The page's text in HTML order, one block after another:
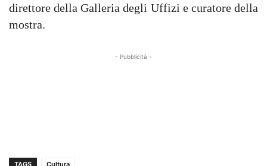
direttore della Galleria degli Uffizi e curatore della
mostra.
- Pubblicità -
TAGS Cultura